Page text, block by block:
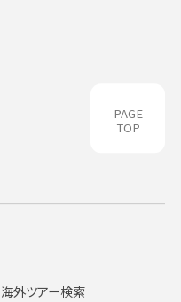
PAGE
TOP
海外ツアー検索